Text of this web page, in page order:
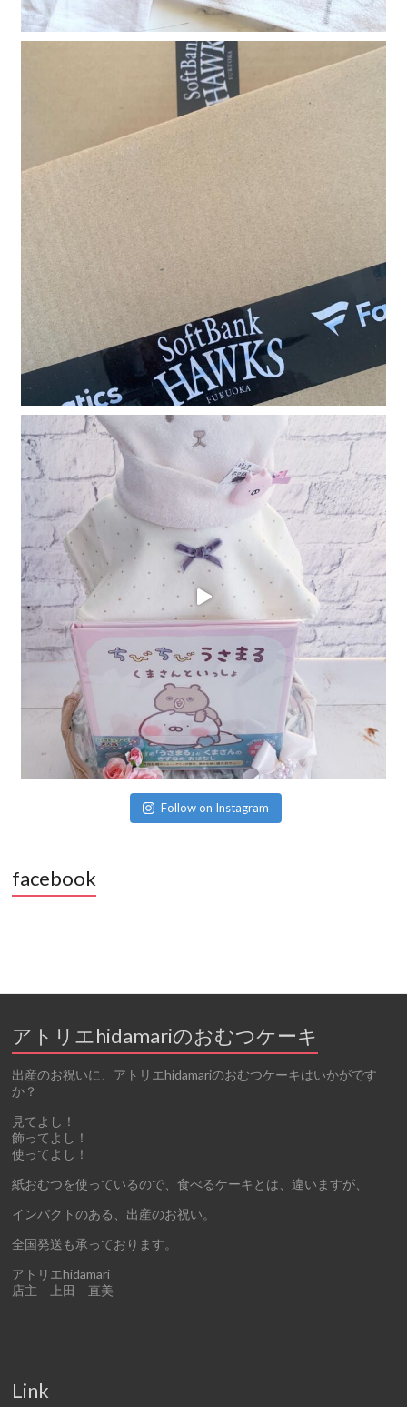
Follow on Instagram
facebook
アトリエhidamariのおむつケーキ
出産のお祝いに、アトリエhidamariのおむつケーキはいかがです
か？
見てよし！
飾ってよし！
使ってよし！
紙おむつを使っているので、食べるケーキとは、違いますが、
インパクトのある、出産のお祝い。
全国発送も承っております。
アトリエhidamari
店主 上田 直美
Link